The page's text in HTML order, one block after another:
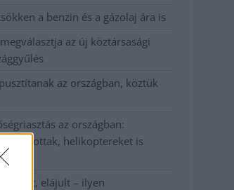
a benzin és a gázolaj ára is
az új köztársasági
az országban, köztük
az országban:
javítottak, helikoptereket is
lett, elájult – ilyen